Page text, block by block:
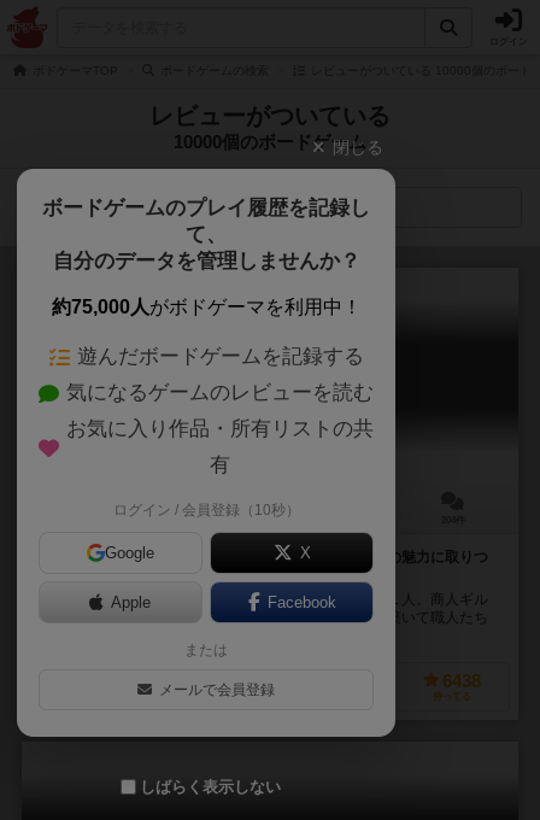
レビューがついている
10000個のボードゲーム
検索メニュー
宝石の煌き
Splendor
30分前後
この宝石は取られたくない、あの宝石は欲しい。宝石の魅力に取りつ
かれたカードコレクション・獲得ゲーム
プレーヤーは、色とりどりの宝石に魅せられた商人の１人。商人ギル
ドの長となり、鉱山から得られる原石をもとに資産を築いて職人たち
8487
経験あり
6438
持ってる
閉じる
ボードゲームのプレイ履歴を記録し
て、
自分のデータを管理しませんか？
約75,000人がボドゲーマを利用中！
遊んだボードゲームを記録する
気になるゲームのレビューを読む
お気に入り作品・所有リストの共
有
ログイン / 会員登録（10秒）
Google X
Apple Facebook
または
メールで会員登録
しばらく表示しない